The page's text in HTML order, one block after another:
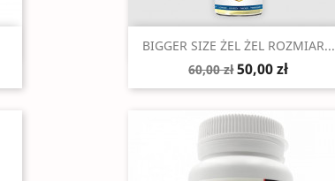
Szybki podgląd
BIGGER SIZE ŻEL ŻEL ROZMIAR...
60,00 zł 50,00 zł